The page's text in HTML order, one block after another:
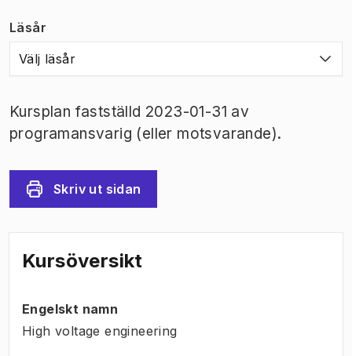
Läsår
Välj läsår
Kursplan fastställd 2023-01-31 av
programansvarig (eller motsvarande).
Skriv ut sidan
Kursöversikt
Engelskt namn
High voltage engineering